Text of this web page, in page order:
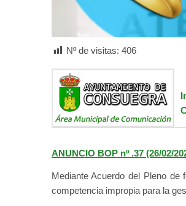
Nº de visitas: 406
ANUNCIO BOP nº .37 (26/02/
Mediante Acuerdo del Pleno
competencia impropia para la